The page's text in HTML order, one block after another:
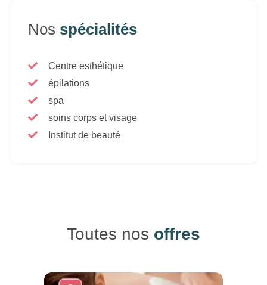
Nos spécialités
Centre esthétique
épilations
spa
soins corps et visage
Institut de beauté
Toutes nos offres